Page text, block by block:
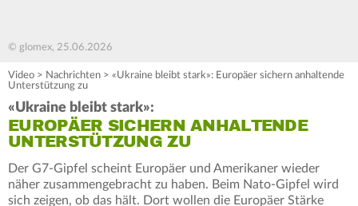
© glomex, 25.06.2026
Video > Nachrichten > «Ukraine bleibt stark»: Europäer sichern anhaltende
Unterstützung zu
«Ukraine bleibt stark»:
EUROPÄER SICHERN ANHALTENDE
UNTERSTÜTZUNG ZU
Der G7-Gipfel scheint Europäer und Amerikaner wieder
näher zusammengebracht zu haben. Beim Nato-Gipfel wird
sich zeigen, ob das hält. Dort wollen die Europäer Stärke